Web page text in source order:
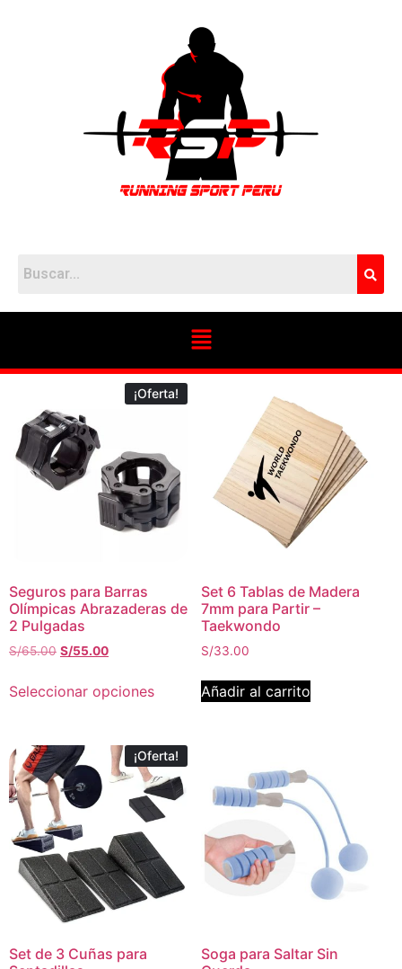
¡Oferta!
Seguros para Barras
Olímpicas Abrazaderas de
2 Pulgadas
S/65.00 S/55.00
Seleccionar opciones
Set 6 Tablas de Madera
7mm para Partir –
Taekwondo
S/33.00
Añadir al carrito
¡Oferta!
Set de 3 Cuñas para
Soga para Saltar Sin